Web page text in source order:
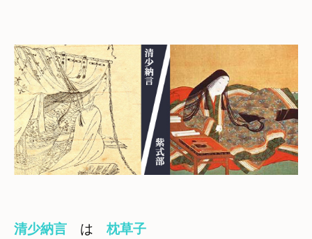
清少納言 は 枕草子